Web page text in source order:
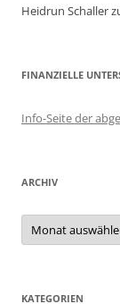
Heidrun Schaller
FINANZIELLE
Info-Seite der
ARCHIV
Archiv
KATEGORIEN